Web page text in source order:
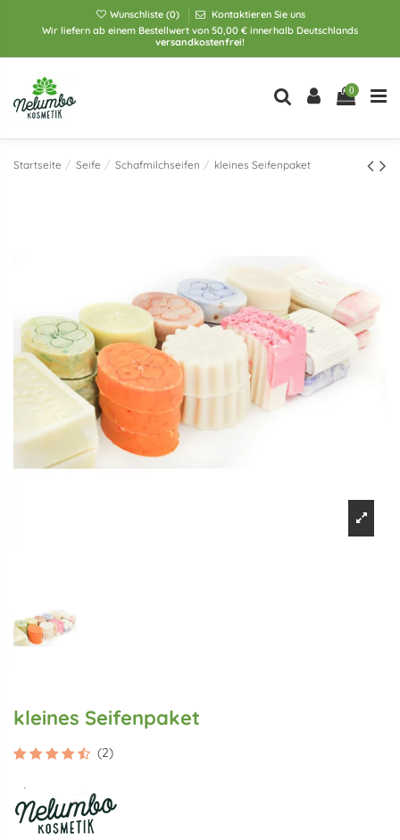
Wir liefern ab einem Bestellwert von 50,00 € innerhalb Deutschlands
versandkostenfrei!
Wunschliste (0) Kontaktieren Sie uns
0
Startseite Seife Schafmilchseifen kleines Seifenpaket
kleines Seifenpaket
(2)